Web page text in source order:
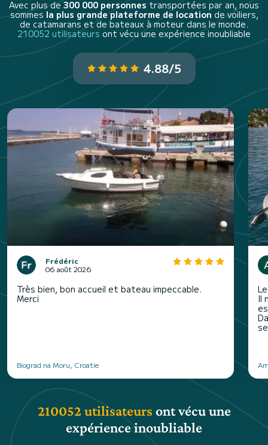
Avec plus de300 000 personnes transportées par an, nous
sommes la plus grande plateforme de location de voiliers,
de catamarans et de bateaux à moteur dans le monde.
210052 utilisateurs ont vécu une expérience inoubliable
4.88/5
Frédéric
06 août 2026
Très bien, bon accueil et bateau impeccable.
Merci
Biograd na Moru, Croatie
Il
210052 utilisateurs ont vécu une
expérience inoubliable